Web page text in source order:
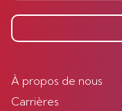
À propos de nous
Carrières